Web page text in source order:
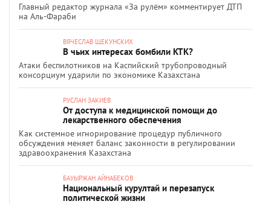
Главный редактор журнала «За рулём» комментирует ДТП
на Аль-Фараби
ВЯЧЕСЛАВ ЩЕКУНСКИХ
В чьих интересах бомбили КТК?
Атаки беспилотников на Каспийский трубопроводный
консорциум ударили по экономике Казахстана
РУСЛАН ЗАКИЕВ
От доступа к медицинской помощи до
лекарственного обеспечения
Как системное игнорирование процедур публичного
обсуждения меняет баланс законности в регулировании
здравоохранения Казахстана
БАУЫРЖАН АЙНАБЕКОВ
Национальный курултай и перезапуск
политической жизни